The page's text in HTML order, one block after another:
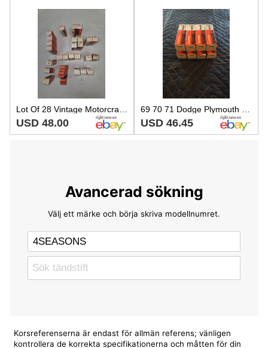
Lot Of 28 Vintage Motorcraft Spark Plugs NOS OEM Fomoco
USD 48.00
69 70 71 Dodge Plymouth 426 8 Cylinder Spark Plug Autolite AGR32 Set of 8 NIB
USD 46.45
Avancerad sökning
Välj ett märke och börja skriva modellnumret.
Korsreferenserna är endast för allmän referens; vänligen
kontrollera de korrekta specifikationerna och måtten för din